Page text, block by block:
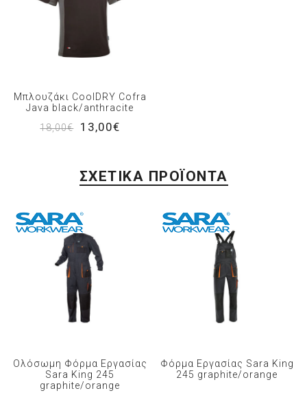
Μπλουζάκι CoolDRY Cofra
Java black/anthracite
18,00€
13,00€
ΣΧΕΤΙΚΆ ΠΡΟΪΌΝΤΑ
Ολόσωμη Φόρμα Εργασίας
Sara King 245
graphite/orange
Φόρμα Εργασίας Sara King
245 graphite/orange